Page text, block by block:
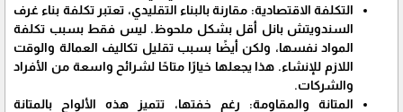
​التكلفة الاقتصادية: مقارنة بالبناء التقليدي، تعتبر تكلفة بناء غرف
السندويتش بانل أقل بشكل ملحوظ. ليس فقط بسبب تكلفة
المواد نفسها، ولكن أيضًا بسبب تقليل تكاليف العمالة والوقت
اللازم للإنشاء. هذا يجعلها خيارًا متاحًا لشرائح واسعة من الأفراد
والشركات.
​المتانة والمقاومة: رغم خفتها، تتميز هذه الألواح بالمتانة